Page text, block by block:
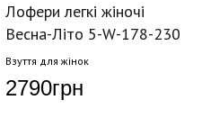
Лофери легкі жіночі
Весна-Літо 5-W-178-230
Взуття для жінок
2790грн